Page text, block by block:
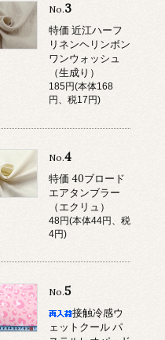
No.3
特価 近江ハーフ
リネンヘリンボン
ワンウォッシュ
（生成り）
185円(本体168
円、税17円)
No.4
特価 40ブロード
エアタンブラー
（エクリュ）
48円(本体44円、税
4円)
No.5
接触冷感ウ
ェットクール パ